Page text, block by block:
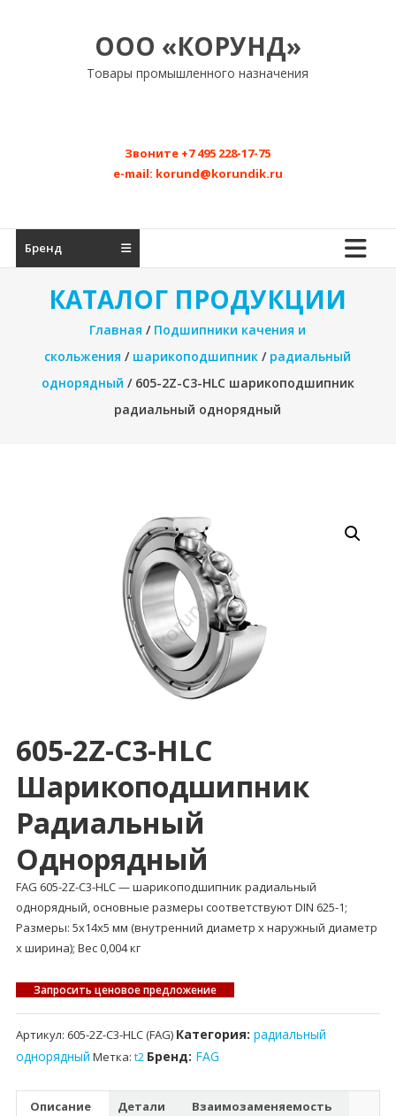
ООО «КОРУНД»
Товары промышленного назначения
Звоните +7 495 228-17-75
e-mail: korund@korundik.ru
Бренд
КАТАЛОГ ПРОДУКЦИИ
Главная / Подшипники качения и
скольжения / шарикоподшипник / радиальный
однорядный / 605-2Z-C3-HLC шарикоподшипник
радиальный однорядный
605-2Z-C3-HLC
Шарикоподшипник
Радиальный
Однорядный
FAG 605-2Z-C3-HLC — шарикоподшипник радиальный
однорядный, основные размеры соответствуют DIN 625-1;
Размеры: 5x14x5 мм (внутренний диаметр x наружный диаметр
x ширина); Вес 0,004 кг
Запросить ценовое предложение
Артикул: 605-2Z-C3-HLC (FAG) Категория: радиальный
однорядный Метка: t2 Бренд: FAG
Описание Детали Взаимозаменяемость